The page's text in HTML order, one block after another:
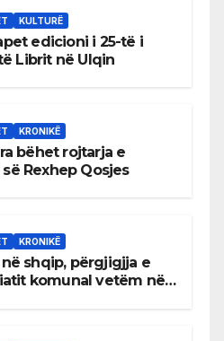
KULTURË
edicioni i 25-të i
Librit në Ulqin
KRONIKË
bëhet rojtarja e
Rexhep Qosjes
KRONIKË
shqip, përgjigjja e
komunal vetëm në